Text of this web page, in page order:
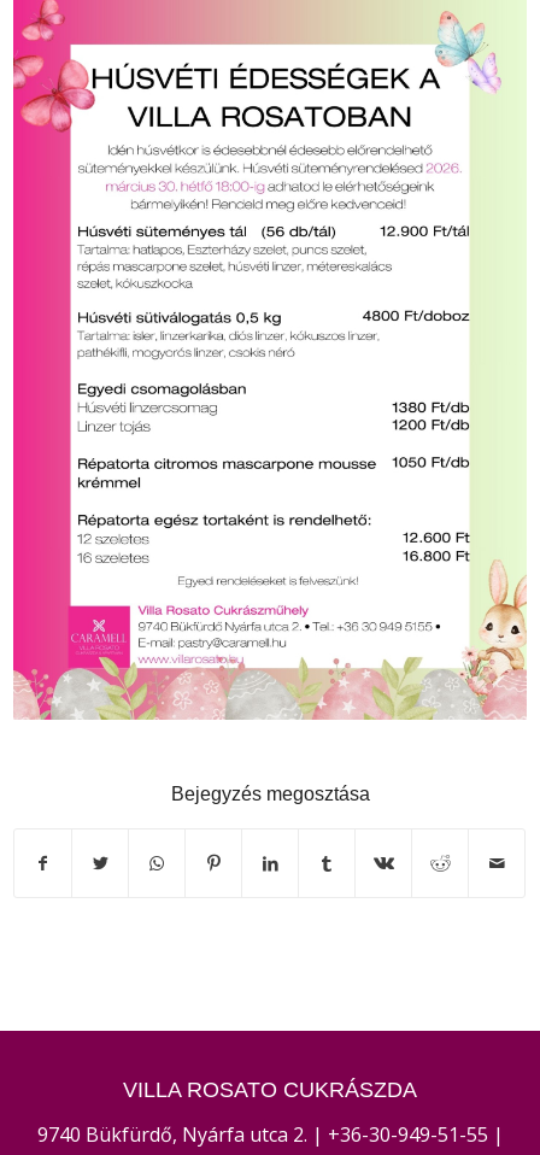
Bejegyzés megosztása
VILLA ROSATO CUKRÁSZDA
9740 Bükfürdő, Nyárfa utca 2. | +36-30-949-51-55 |